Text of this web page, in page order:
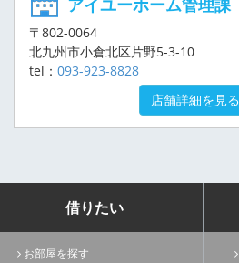
アイユーホーム管理課
〒802-0064
北九州市小倉北区片野5-3-10
tel： 093-923-8828
店舗詳細を見る
借りたい
お部屋を探す